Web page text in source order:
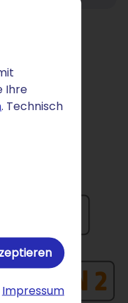
Ihre
. Technisch
Impressum